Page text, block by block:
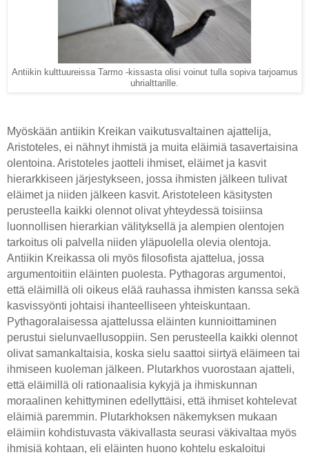
Antiikin kulttuureissa Tarmo -kissasta olisi voinut tulla sopiva tarjoamus
uhrialttarille.
Myöskään antiikin Kreikan vaikutusvaltainen ajattelija,
Aristoteles, ei nähnyt ihmistä ja muita eläimiä tasavertaisina
olentoina. Aristoteles jaotteli ihmiset, eläimet ja kasvit
hierarkkiseen järjestykseen, jossa ihmisten jälkeen tulivat
eläimet ja niiden jälkeen kasvit. Aristoteleen käsitysten
perusteella kaikki olennot olivat yhteydessä toisiinsa
luonnollisen hierarkian välityksellä ja alempien olentojen
tarkoitus oli palvella niiden yläpuolella olevia olentoja.
Antiikin Kreikassa oli myös filosofista ajattelua, jossa
argumentoitiin eläinten puolesta. Pythagoras argumentoi,
että eläimillä oli oikeus elää rauhassa ihmisten kanssa sekä
kasvissyönti johtaisi ihanteelliseen yhteiskuntaan.
Pythagoralaisessa ajattelussa eläinten kunnioittaminen
perustui sielunvaellusoppiin. Sen perusteella kaikki olennot
olivat samankaltaisia, koska sielu saattoi siirtyä eläimeen tai
ihmiseen kuoleman jälkeen. Plutarkhos vuorostaan ajatteli,
että eläimillä oli rationaalisia kykyjä ja ihmiskunnan
moraalinen kehittyminen edellyttäisi, että ihmiset kohtelevat
eläimiä paremmin. Plutarkhoksen näkemyksen mukaan
eläimiin kohdistuvasta väkivallasta seurasi väkivaltaa myös
ihmisiä kohtaan, eli eläinten huono kohtelu eskaloitui